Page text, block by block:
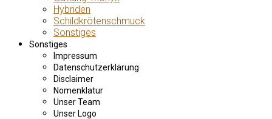
Hybriden
Schildkrötenschmuck
Sonstiges
Sonstiges
Impressum
Datenschutzerklärung
Disclaimer
Nomenklatur
Unser Team
Unser Logo